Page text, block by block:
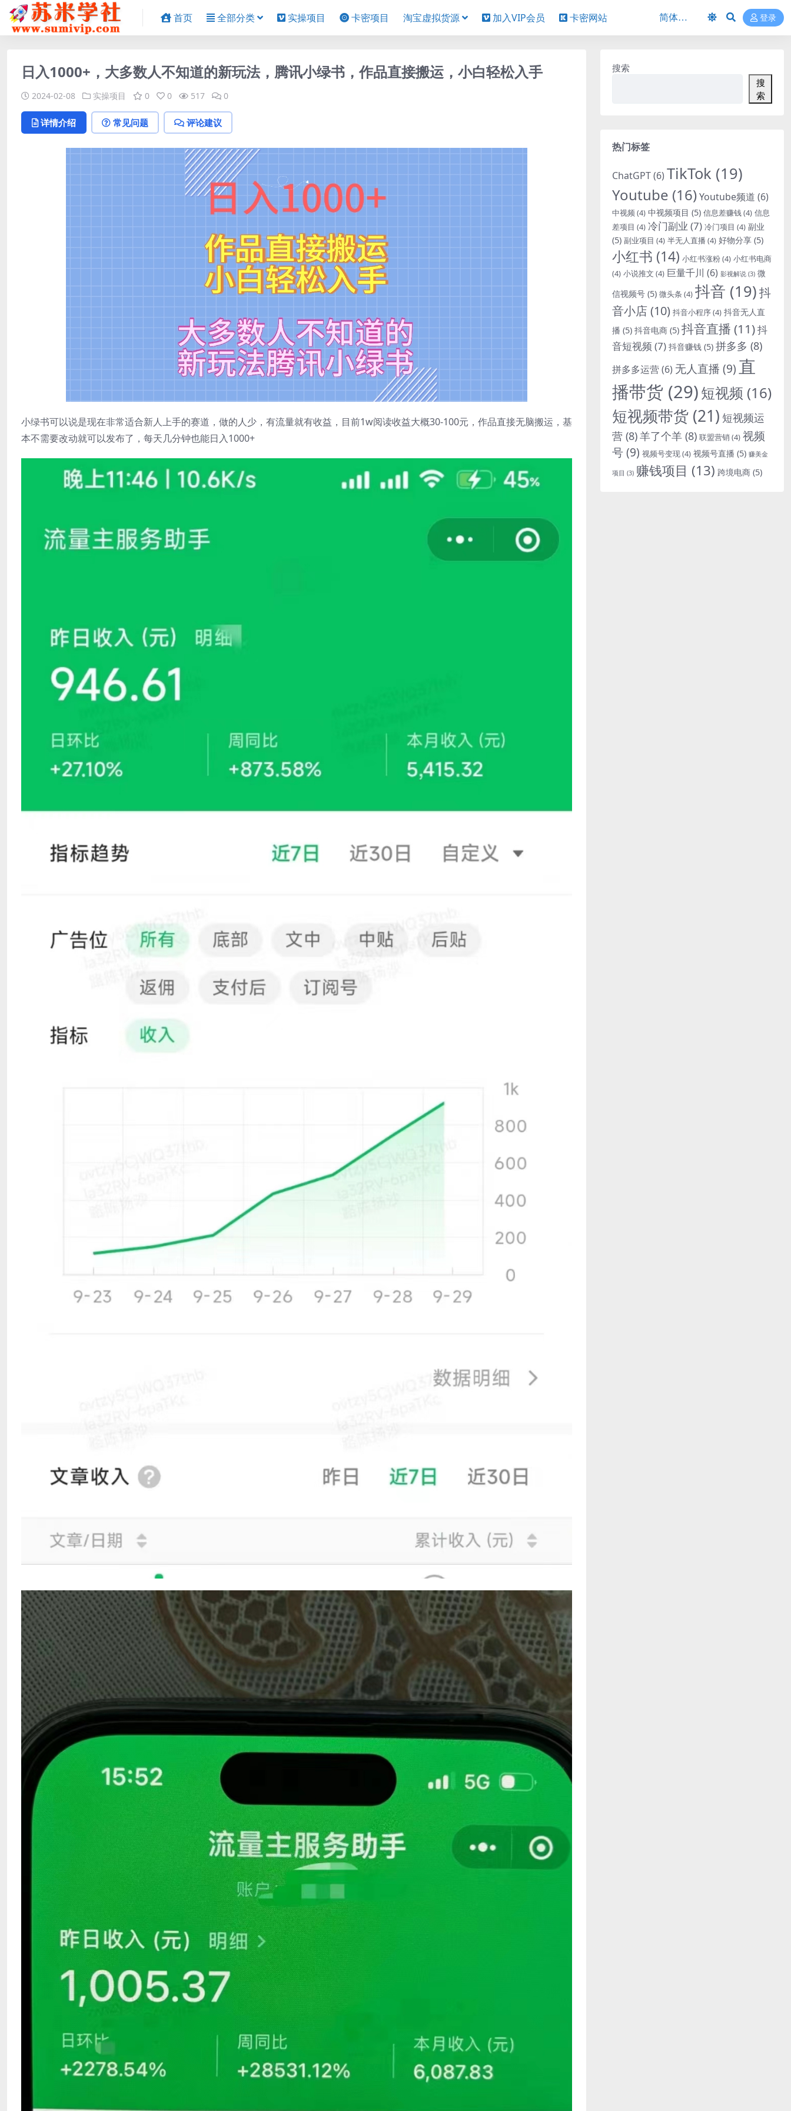
首页 全部分类 实操项目 卡密项目 淘宝虚拟货源 加入VIP会员 卡密网站 登录
日入1000+，大多数人不知道的新玩法，腾讯小绿书，作品直接搬运，小白轻松入手
2024-02-08 实操项目 0 0 517 0
详情介绍 常见问题 评论建议
小绿书可以说是现在非常适合新人上手的赛道，做的人少，有流量就有收益，目前1w阅读收益大概30-100元，作品直接无脑搬运，基
本不需要改动就可以发布了，每天几分钟也能日入1000+
搜索
搜
索
热门标签
ChatGPT(6) TikTok (19)
Youtube (16)Youtube频道 (6)
中视频(4) 中视频项目 (5) 信息差赚钱(4) 信息
差项目 (4) 冷门副业 (7) 冷门项目 (4) 副业
(5) 副业项目 (4) 半无人直播 (4) 好物分享 (5)
小红书 (14) 小红书涨粉(4) 小红书电商
(4) 小说推文 (4) 巨量千川 (6) 影视解说 (3) 微
信视频号 (5) 微头条 (4) 抖音 (19)抖
音小店(10) 抖音小程序(4) 抖音无人直
播 (5) 抖音电商 (5) 抖音直播 (11)抖
音短视频 (7) 抖音赚钱 (5) 拼多多 (8)
拼多多运营(6) 无人直播 (9)直
播带货 (29)短视频 (16)
短视频带货 (21) 短视频运
营 (8)羊了个羊 (8) 联盟营销 (4) 视频
号(9) 视频号变现(4) 视频号直播 (5) 赚美金
项目 (3) 赚钱项目 (13) 跨境电商 (5)